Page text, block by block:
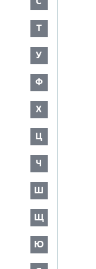
Т
У
Ф
Х
Ц
Ч
Ш
Щ
Ю